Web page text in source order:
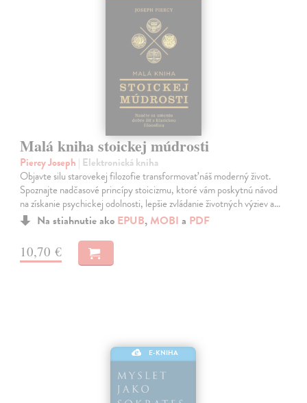
Malá kniha stoickej múdrosti
Piercy Joseph | Elektronická kniha
Objavte silu starovekej filozofie transformovať náš moderný život.
Spoznajte nadčasové princípy stoicizmu, ktoré vám poskytnú návod
na získanie psychickej odolnosti, lepšie zvládanie životných výziev a…
Na stiahnutie ako EPUB, MOBI a PDF
10,70 €
E-KNIHA